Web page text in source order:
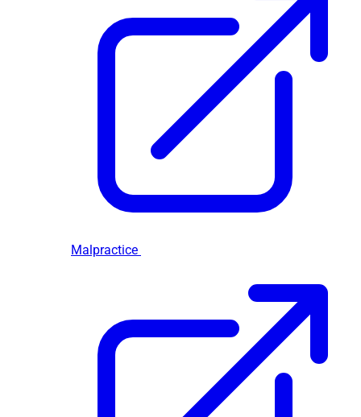
Malpractice